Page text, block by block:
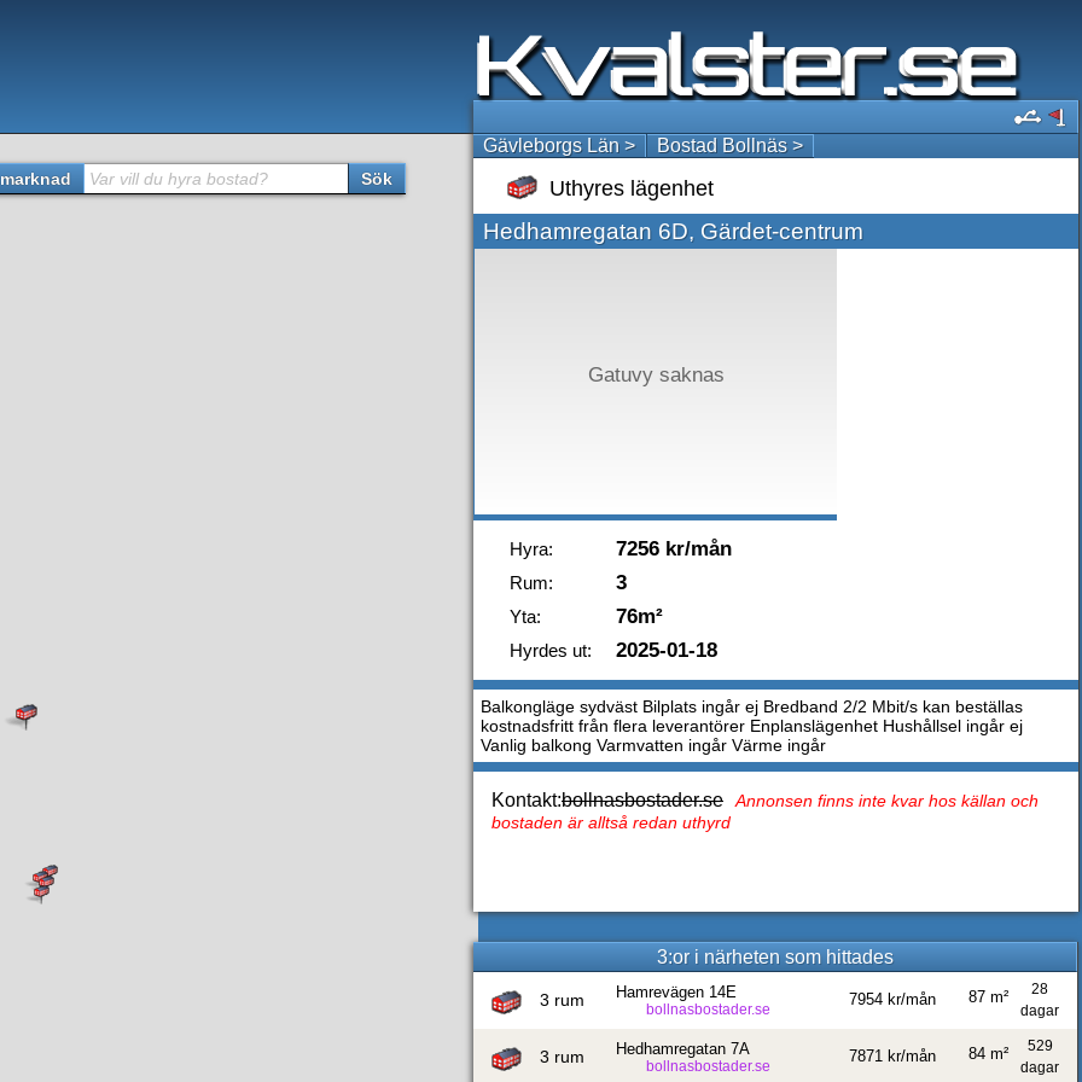
Gävleborgs Län > Bostad Bollnäs >
Uthyres lägenhet
Hedhamregatan 6D, Gärdet-centrum
Gatuvy saknas
Hyra: 7256 kr/mån
Rum: 3
Yta: 76m²
Hyrdes ut: 2025-01-18
Balkongläge sydväst Bilplats ingår ej Bredband 2/2 Mbit/s kan beställas
kostnadsfritt från flera leverantörer Enplanslägenhet Hushållsel ingår ej
Vanlig balkong Varmvatten ingår Värme ingår
Kontakt:bollnasbostader.se
Annonsen finns inte kvar hos källan och
bostaden är alltså redan uthyrd
3:or i närheten som hittades
3 rum Hamrevägen 14E
bollnasbostader.se
7954 kr/mån
28
dagar
87 m²
3 rum Hedhamregatan 7A
bollnasbostader.se
7871 kr/mån
529
dagar
84 m²
Var vill du hyra bostad? Sök